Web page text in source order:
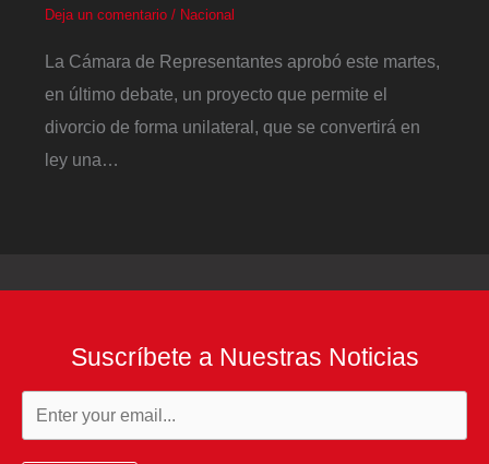
Deja un comentario / Nacional
La Cámara de Representantes aprobó este martes,
en último debate, un proyecto que permite el
divorcio de forma unilateral, que se convertirá en
ley una…
Suscríbete a Nuestras Noticias